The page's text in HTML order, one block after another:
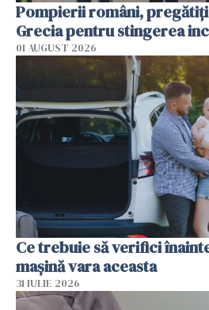
Pompierii români,
Grecia pentru stingerea
01 AUGUST 2026
Ce trebuie să verifici
mașină vara aceasta
31 IULIE 2026